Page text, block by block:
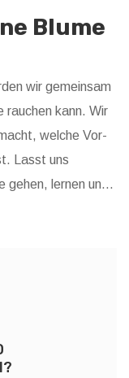
Blume
wir gemeinsam
rauchen kann. Wir
welche Vor-
Lasst uns
gehen, lernen und